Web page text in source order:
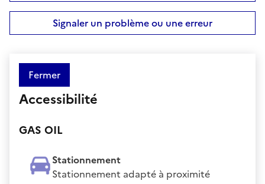
Signaler un problème ou une erreur
Fermer
Accessibilité
GAS OIL
Stationnement
Stationnement adapté à proximité